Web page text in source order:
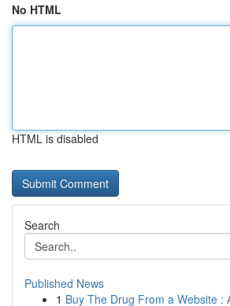
No HTML
HTML is disabled
Search
Published News
1 Buy The Drug From a Website :